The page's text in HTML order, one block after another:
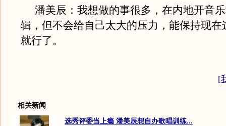
潘美辰：我想做的事很多，在内地开音
辑，但不会给自己太大的压力，能保持现在
就行了。
[
相关新闻
选秀评委当上瘾 潘美辰想自办歌唱训练...